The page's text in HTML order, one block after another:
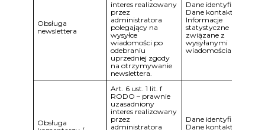
Obsługa
newslettera
interes realizowany
przez
administratora
polegający na
wysyłce
wiadomości po
odebraniu
uprzedniej zgody
na otrzymywanie
newslettera.
Dane identyfikacyjne.
Dane kontaktowe.
Informacje
statystyczne
związane z
wysyłanymi
wiadomościami.
Obsługa
Art. 6 ust. 1 lit. f
RODO – prawnie
uzasadniony
interes realizowany
przez
administratora
Dane identyfikacyjne.
Dane kontaktowe.